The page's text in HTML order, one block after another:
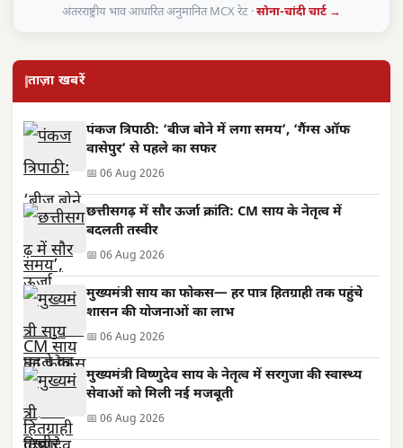
अंतरराष्ट्रीय भाव आधारित अनुमानित MCX रेट ·सोना-चांदी चार्ट →
ताज़ा खबरें
पंकज त्रिपाठी: ‘बीज बोने में लगा समय’, ‘गैंग्स ऑफ
वासेपुर’ से पहले का सफर
📅 06 Aug 2026
छत्तीसगढ़ में सौर ऊर्जा क्रांति: CM साय के नेतृत्व में
बदलती तस्वीर
📅 06 Aug 2026
मुख्यमंत्री साय का फोकस— हर पात्र हितग्राही तक पहुंचे
शासन की योजनाओं का लाभ
📅 06 Aug 2026
मुख्यमंत्री विष्णुदेव साय के नेतृत्व में सरगुजा की स्वास्थ्य
सेवाओं को मिली नई मजबूती
📅 06 Aug 2026